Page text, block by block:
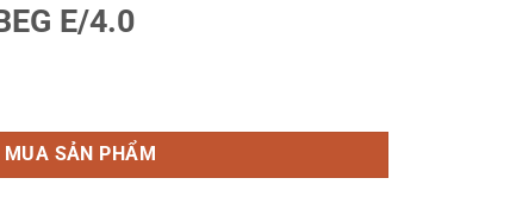
E/4.0
EVMSG 15 4F5 Q1BEG E/4.0 số lượng
SẢN PHẨM